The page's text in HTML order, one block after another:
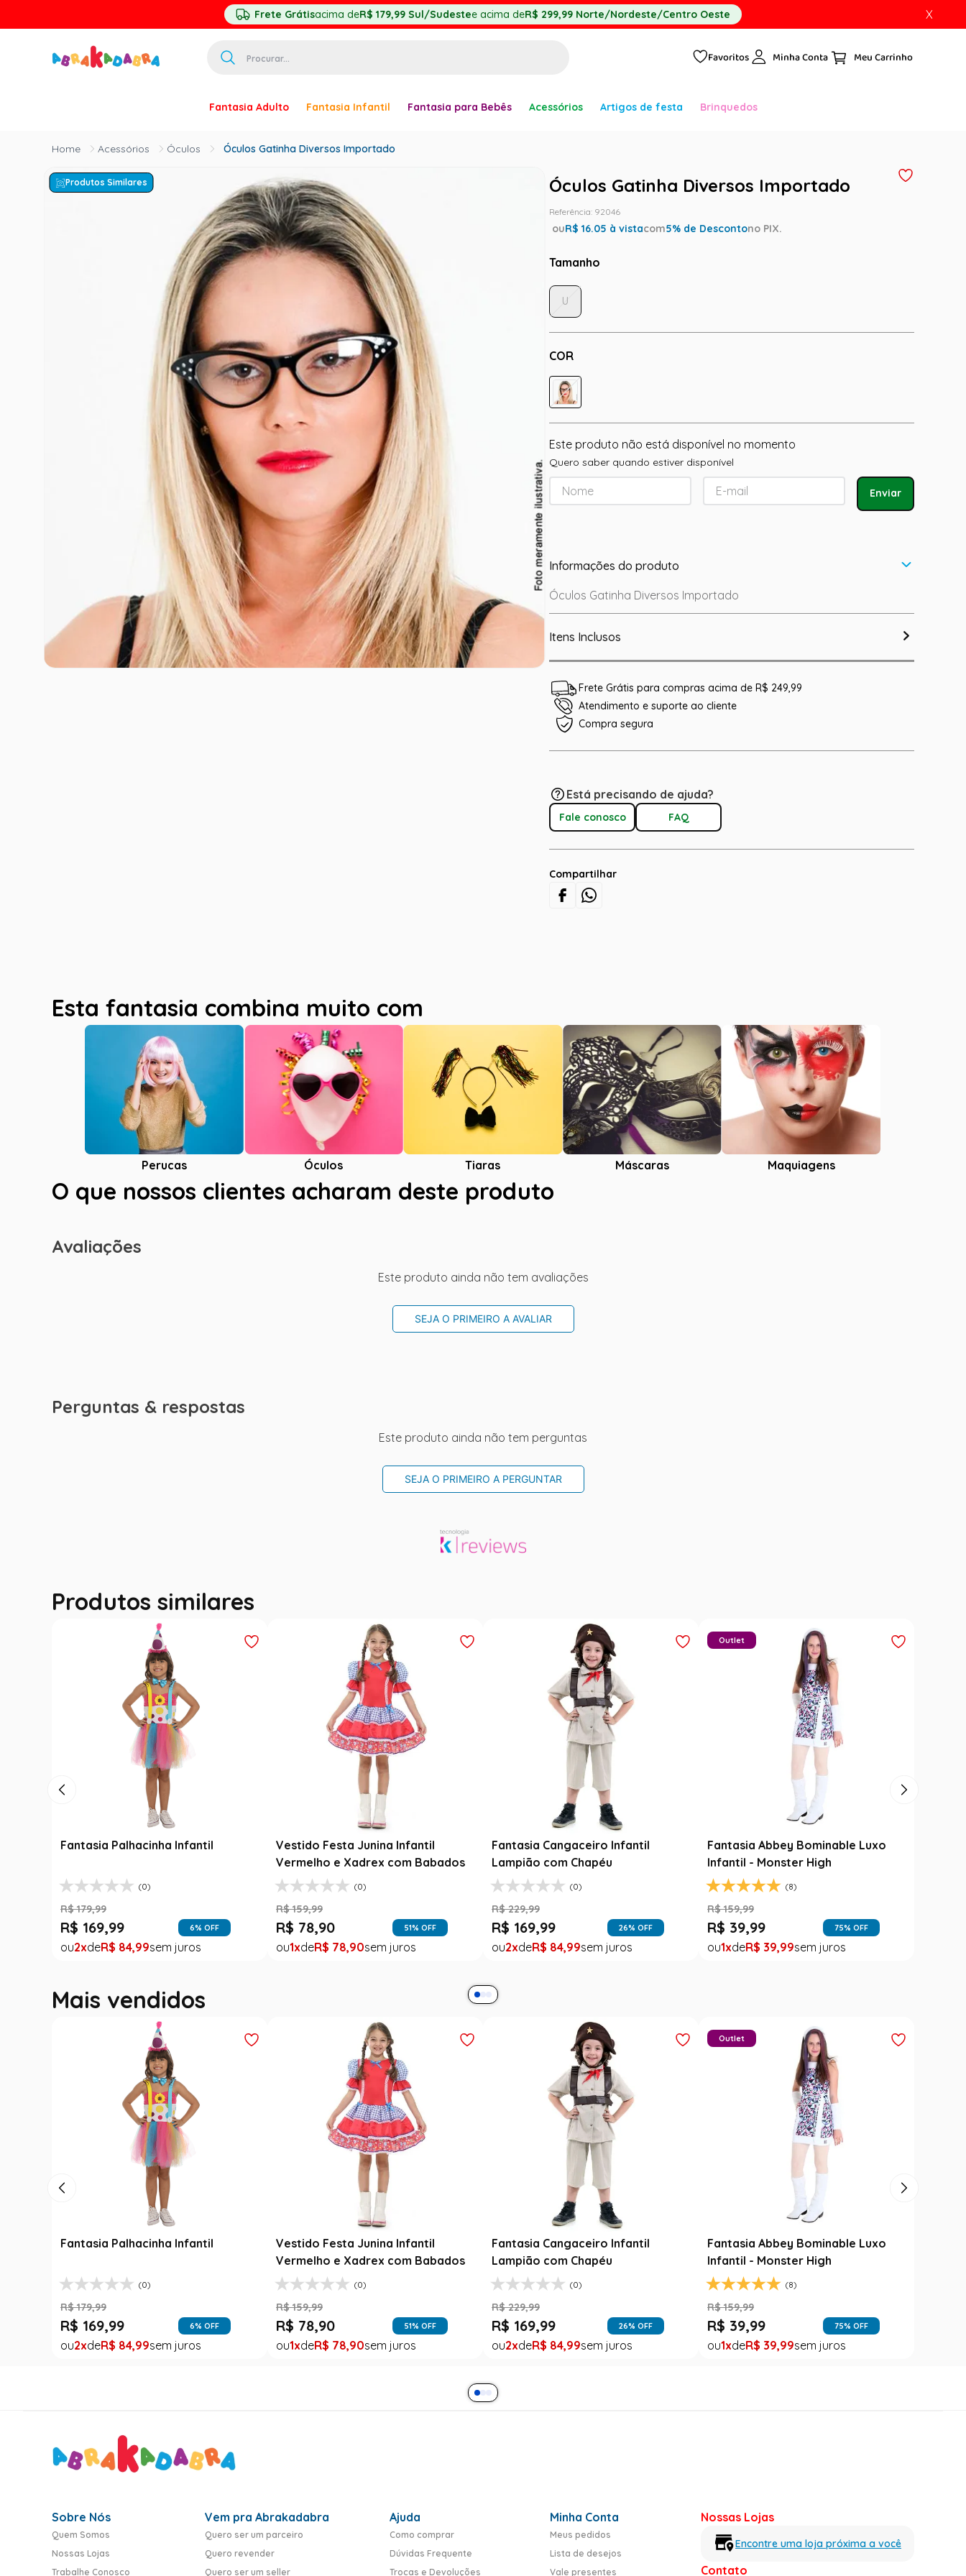
Frete Grátisacima deR$ 179,99 Sul/Sudestee acima deR$ 299,99 Norte/Nordeste/Centro Oeste X
Favoritos Minha Conta
Fantasia Adulto Fantasia Infantil Fantasia para Bebês Acessórios Artigos de festa Brinquedos
Acessórios Óculos Óculos Gatinha Diversos Importado
Produtos Similares Óculos Gatinha Diversos Importado
Referência: 92046
ouR$16.05 à vistacom5% de Descontono PIX.
Tamanho
COR
U
Este produto não está disponível no momento
Quero saber quando estiver disponível
Enviar
Informações do produto
Óculos Gatinha Diversos Importado
Itens Inclusos
Frete Grátis para compras acima de R$ 249,99
Atendimento e suporte ao cliente
Compra segura
Está precisando de ajuda?
Fale conosco FAQ
Compartilhar
Esta fantasia combina muito com
Perucas Óculos Tiaras Máscaras Maquiagens
O que nossos clientes acharam deste produto
Avaliações
Este produto ainda não tem avaliações
SEJA O PRIMEIRO A AVALIAR
Perguntas & respostas
Este produto ainda não tem perguntas
SEJA O PRIMEIRO A PERGUNTAR
Produtos similares
Fantasia Palhacinha Infantil
(0)
R$ 179,99
R$ 169,99 6% OFF
2 R$ 84,99
Vestido Festa Junina Infantil
Vermelho e Xadrex com Babados
(0)
R$ 159,99
R$ 78,90 51% OFF
1 R$ 78,90
Fantasia Cangaceiro Infantil
Lampião com Chapéu
(0)
R$ 229,99
R$ 169,99 26% OFF
2 R$ 84,99
Fantasia Abbey Bominable Luxo
Infantil - Monster High
(8)
Outlet
R$ 159,99
R$ 39,99 75% OFF
1 R$ 39,99
Mais vendidos
Fantasia Palhacinha Infantil
(0)
R$ 179,99
R$ 169,99 6% OFF
2 R$ 84,99
Vestido Festa Junina Infantil
Vermelho e Xadrex com Babados
(0)
R$ 159,99
R$ 78,90 51% OFF
1 R$ 78,90
Fantasia Cangaceiro Infantil
Lampião com Chapéu
(0)
R$ 229,99
R$ 169,99 26% OFF
2 R$ 84,99
Fantasia Abbey Bominable Luxo
Infantil - Monster High
(8)
Outlet
R$ 159,99
R$ 39,99 75% OFF
1 R$ 39,99
Sobre Nós
Quem Somos
Nossas Lojas
Trabalhe Conosco
Vem pra Abrakadabra
Quero ser um parceiro
Quero revender
Quero ser um seller
Ajuda
Como comprar
Dúvidas Frequente
Trocas e Devoluções
Minha Conta
Meus pedidos
Lista de desejos
Vale presentes
Nossas Lojas
Encontre uma loja próxima a você
Contato
º
princesa
4º
mascara
5º
paquita
6º
harry potter
10º rumi